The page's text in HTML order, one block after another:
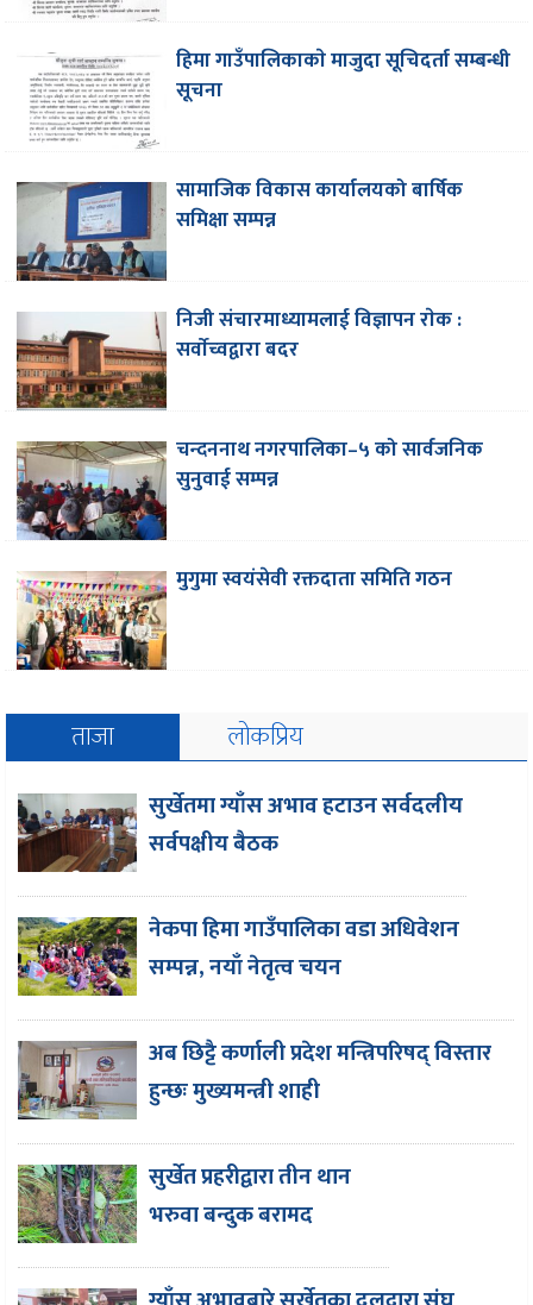
हिमा गाउँपालिकाकाे मा‌जुदा सूचिदर्ता सम्बन्धी
सूचना
सामाजिक विकास कार्यालयको बार्षिक
समिक्षा सम्पन्न
निजी संचारमाध्यामलाई विज्ञापन राेक :
सर्वाेच्वद्वारा बदर
चन्दननाथ नगरपालिका–५ को सार्वजनिक
सुनुवाई सम्पन्न
मुगुमा स्वयंसेवी रक्तदाता समिति गठन
ताजा लोकप्रिय
सुर्खेतमा ग्याँस अभाव हटाउन सर्वदलीय
सर्वपक्षीय बैठक
नेकपा हिमा गाउँपालिका वडा अधिवेशन
सम्पन्न, नयाँ नेतृत्व चयन
अब छिट्टै कर्णाली प्रदेश मन्त्रिपरिषद् विस्तार
हुन्छः मुख्यमन्त्री शाही
सुर्खेत प्रहरीद्वारा तीन थान
भरुवा बन्दुक बरामद